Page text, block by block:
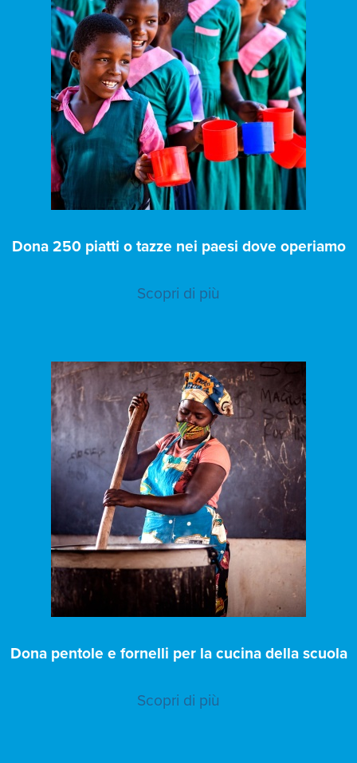
Dona 250 piatti o tazze nei paesi dove operiamo
Scopri di più
Dona pentole e fornelli per la cucina della scuola
Scopri di più